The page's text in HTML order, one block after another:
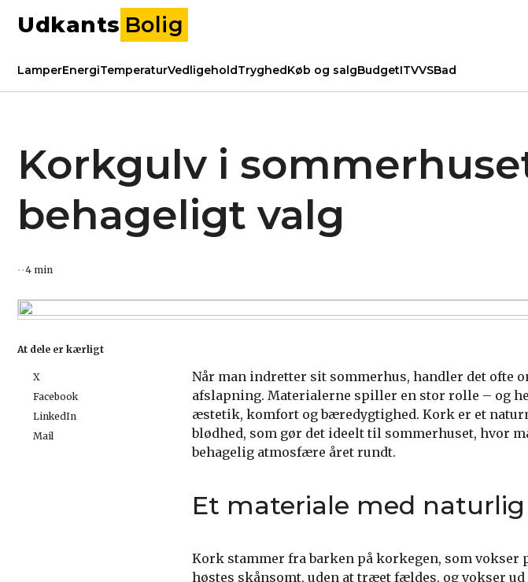
Udkants Bolig
LamperEnergiTemperaturVedligeholdTryghedKøb og salgBudgetITVVSBad
Korkgulv i
behageligt valg
4 min
Når man indretter sit sommerhus, handler det ofte
afslapning. Materialerne spiller en stor rolle – og
æstetik, komfort og bæredygtighed. Kork er et
blødhed, som gør det ideelt til sommerhuset, hvor
behagelig atmosfære året rundt.
Et materiale med
Kork stammer fra barken på korkegen, som
høstes skånsomt, uden at træet fældes, og vokser
At dele er kærligt
X
Facebook
LinkedIn
Mail